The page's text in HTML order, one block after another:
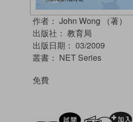
作者： John Wong （著）
出版社： 教育局
出版日期： 03/2009
叢書： NET Series
免費
試閲